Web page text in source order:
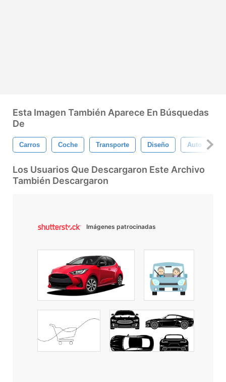
Esta Imagen También Aparece En Búsquedas
De
Carros Coche Transporte Diseño Auto
Los Usuarios Que Descargaron Este Archivo
También Descargaron
Imágenes patrocinadas